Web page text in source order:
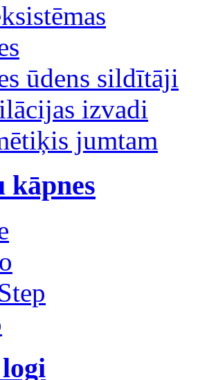
ūdens sildītāji
izvadi
jumtam
kāpnes